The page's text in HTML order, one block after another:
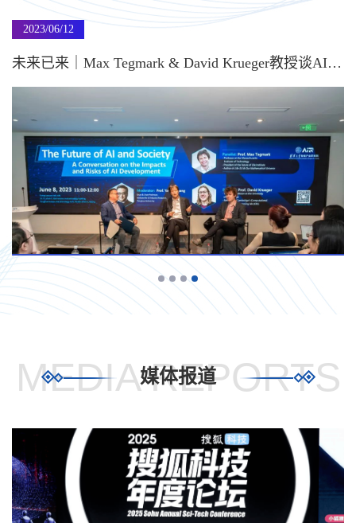
2023/06/12
未来已来｜Max Tegmark & David Krueger教授谈AI发展影响和风险
6月8日上午，“AIR大师对话”系列活动第三期在图灵报告厅举行，本
次活动主题为：The Future of AI and Society: A Conversation on the
Impact and Risks of AI Development （“AI和社会的未来：谈AI发展
的影响和风险”）的活动。该活动由中国工程院院士、AIR院长张亚
勤教授主持，邀请美国麻省理工学院教授、未来生命研究所创始
人、《生命3.0：人工智能时代，人类的进化与重生》作者Max
Tegmark教授和英国剑桥大学计算与生物学...
MEDIA REPORTS
媒体报道